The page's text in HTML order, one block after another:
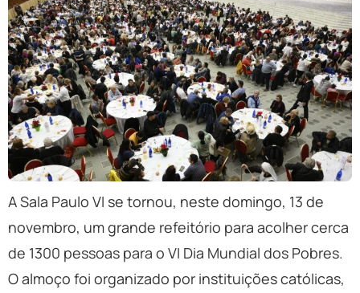
A Sala Paulo VI se tornou, neste domingo, 13 de
novembro, um grande refeitório para acolher cerca
de 1300 pessoas para o VI Dia Mundial dos Pobres.
O almoço foi organizado por instituições católicas,